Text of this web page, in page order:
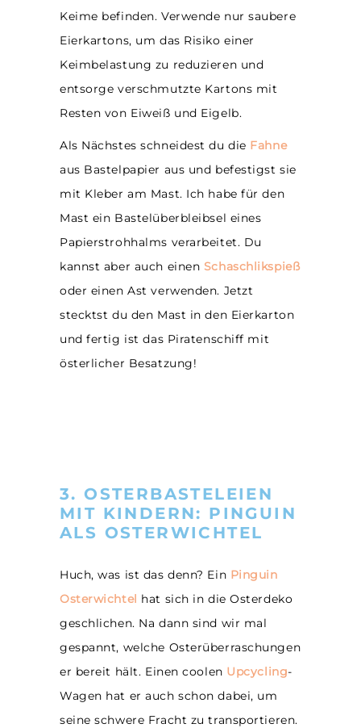
Keime befinden. Verwende nur saubere
Eierkartons, um das Risiko einer
Keimbelastung zu reduzieren und
entsorge verschmutzte Kartons mit
Resten von Eiweiß und Eigelb.
Als Nächstes schneidest du die Fahne
aus Bastelpapier aus und befestigst sie
mit Kleber am Mast. Ich habe für den
Mast ein Bastelüberbleibsel eines
Papierstrohhalms verarbeitet. Du
kannst aber auch einen Schaschlikspieß
oder einen Ast verwenden. Jetzt
stecktst du den Mast in den Eierkarton
und fertig ist das Piratenschiff mit
österlicher Besatzung!
3. OSTERBASTELEIEN
MIT KINDERN: PINGUIN
ALS OSTERWICHTEL
Huch, was ist das denn? Ein Pinguin
Osterwichtel hat sich in die Osterdeko
geschlichen. Na dann sind wir mal
gespannt, welche Osterüberraschungen
er bereit hält. Einen coolen Upcycling-
Wagen hat er auch schon dabei, um
seine schwere Fracht zu transportieren.